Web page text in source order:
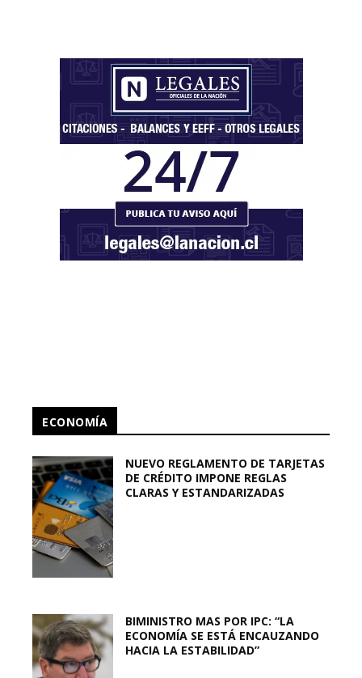
ECONOMÍA
NUEVO REGLAMENTO DE TARJETAS
DE CRÉDITO IMPONE REGLAS
CLARAS Y ESTANDARIZADAS
BIMINISTRO MAS POR IPC: “LA
ECONOMÍA SE ESTÁ ENCAUZANDO
HACIA LA ESTABILIDAD”